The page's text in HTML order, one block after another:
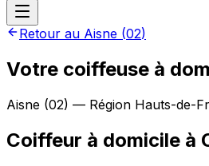
Retour au Aisne (02)
Votre coiffeuse à
Aisne (02) — Région Hauts-de-
Coiffeur à domicile à